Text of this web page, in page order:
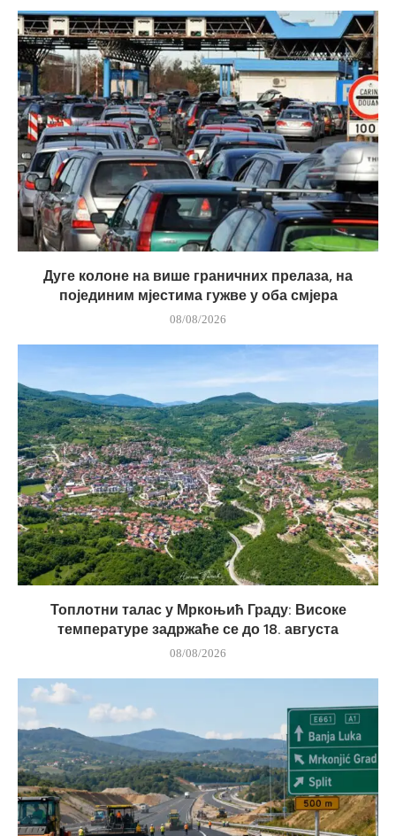
Дуге колоне на више граничних прелаза, на
појединим мјестима гужве у оба смјера
08/08/2026
Топлотни талас у Мркоњић Граду: Високе
температуре задржаће се до 18. августа
08/08/2026